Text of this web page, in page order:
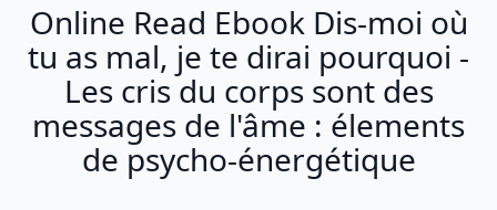
Online Read Ebook Dis-moi où
tu as mal, je te dirai pourquoi -
Les cris du corps sont des
messages de l'âme : élements
de psycho-énergétique